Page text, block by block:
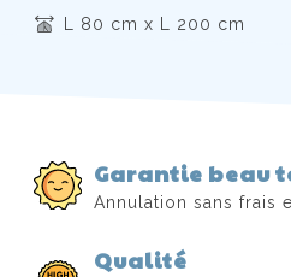
L 80 cm x L 200 cm
Garantie beau
Annulation sans frais
Qualité